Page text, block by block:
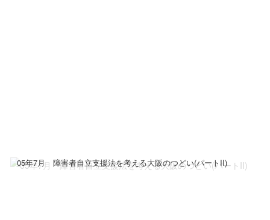
05年7月 障害者自立支援法を考える大阪のつどい(パートII)